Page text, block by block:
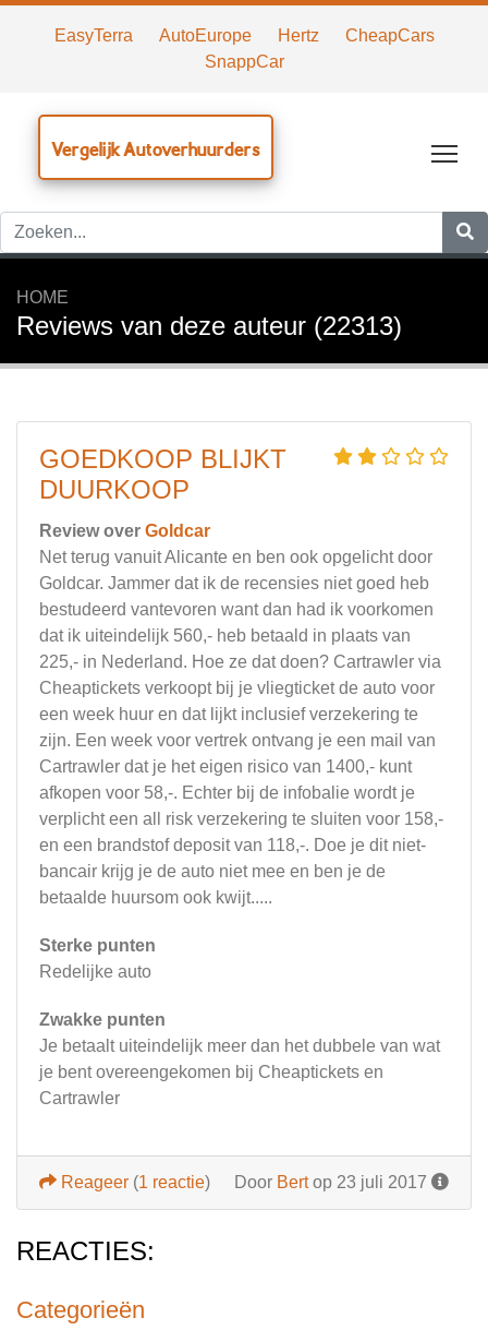
EasyTerra AutoEurope Hertz
CheapCars
SnappCar
Vergelijk Autoverhuurders
HOME
Reviews van deze auteur (22313)
Categorieën
GOEDKOOP BLIJKT
DUURKOOP
Review over Goldcar
Net terug vanuit Alicante en ben ook opgelicht door
Goldcar. Jammer dat ik de recensies niet goed heb
bestudeerd vantevoren want dan had ik voorkomen
dat ik uiteindelijk 560,- heb betaald in plaats van
225,- in Nederland. Hoe ze dat doen? Cartrawler via
Cheaptickets verkoopt bij je vliegticket de auto voor
een week huur en dat lijkt inclusief verzekering te
zijn. Een week voor vertrek ontvang je een mail van
Cartrawler dat je het eigen risico van 1400,- kunt
afkopen voor 58,-. Echter bij de infobalie wordt je
verplicht een all risk verzekering te sluiten voor 158,-
en een brandstof deposit van 118,-. Doe je dit niet-
bancair krijg je de auto niet mee en ben je de
betaalde huursom ook kwijt.....
Sterke punten
Redelijke auto
Zwakke punten
Je betaalt uiteindelijk meer dan het dubbele van wat
je bent overeengekomen bij Cheaptickets en
Cartrawler
Door Bertop 23 juli 2017
Reageer (1 reactie)
REACTIES: